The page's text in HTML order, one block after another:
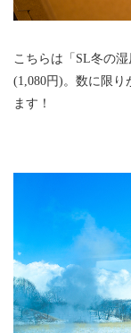
こちらは「SL冬の
(1,080円)。数に限
ます！